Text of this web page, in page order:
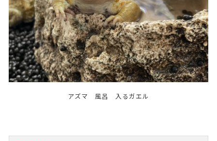
アズマ 風呂 入るガエル